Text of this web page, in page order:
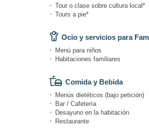
Tour o clase sobre cultura local*
Tours a pie*
Ocio y servicios para
Menú para niños
Habitaciones familiares
Comida y Bebida
Menús dietéticos (bajo petición)
Bar / Cafetería
Desayuno en la habitación
Restaurante